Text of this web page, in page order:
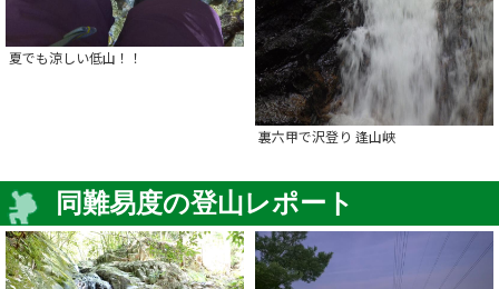
夏でも涼しい低山！！
裏六甲で沢登り 逢山峡
同難易度の登山レポート